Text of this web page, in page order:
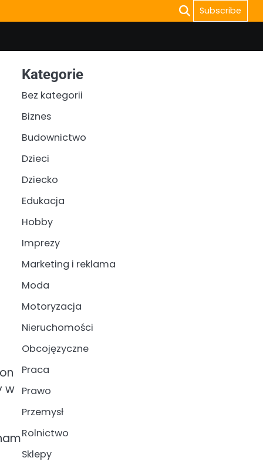
Subscribe
w
Kategorie
Bez kategorii
Biznes
Budownictwo
Dzieci
Dziecko
Edukacja
Hobby
Imprezy
Marketing i reklama
Moda
Motoryzacja
Nieruchomości
Obcojęzyczne
Praca
Prawo
Przemysł
Rolnictwo
Sklepy